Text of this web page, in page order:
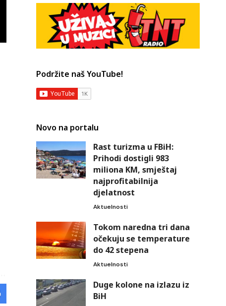
Podržite naš YouTube!
Novo na portalu
Rast turizma u FBiH:
Prihodi dostigli 983
miliona KM, smještaj
najprofitabilnija
djelatnost
Aktuelnosti
Tokom naredna tri dana
očekuju se temperature
do 42 stepena
Aktuelnosti
Duge kolone na izlazu iz
BiH